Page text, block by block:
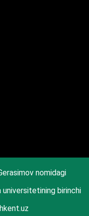
nomidagi
birinchi